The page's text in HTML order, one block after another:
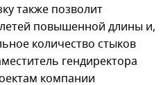
также позволит
повышенной длины и,
количество стыков
гендиректора
компании